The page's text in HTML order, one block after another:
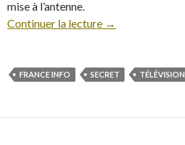
mise à l’antenne.
Continuer la lecture →
FRANCE INFO SECRET TÉLÉVISION